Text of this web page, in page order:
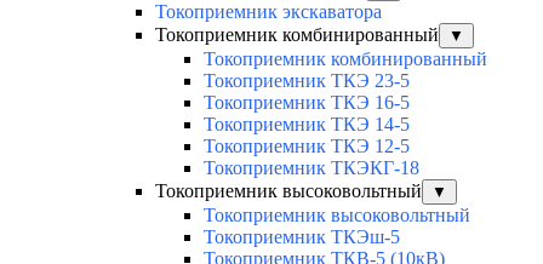
Токоприемник экскаватора
Токоприемник комбинированный
▼
Токоприемник комбинированный
Токоприемник ТКЭ 23-5
Токоприемник ТКЭ 16-5
Токоприемник ТКЭ 14-5
Токоприемник ТКЭ 12-5
Токоприемник ТКЭКГ-18
Токоприемник высоковольтный
▼
Токоприемник высоковольтный
Токоприемник ТКЭш-5
Токоприемник ТКВ-5 (10кВ)